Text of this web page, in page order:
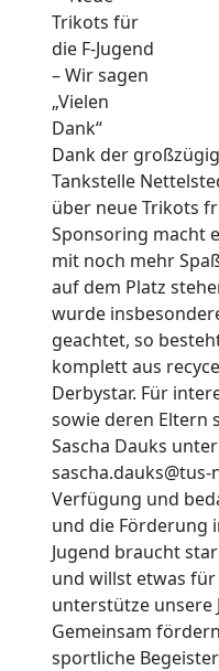
Dank der
Tankstelle
über neue Trikots
Sponsoring macht
mit noch mehr
auf dem Platz
wurde
geachtet, so
komplett aus
Derbystar. Für
sowie deren Eltern
Sascha Dauks
Verfügung und
und die Förderung
Jugend braucht
und willst etwas
unterstütze unsere
Gemeinsam
sportliche